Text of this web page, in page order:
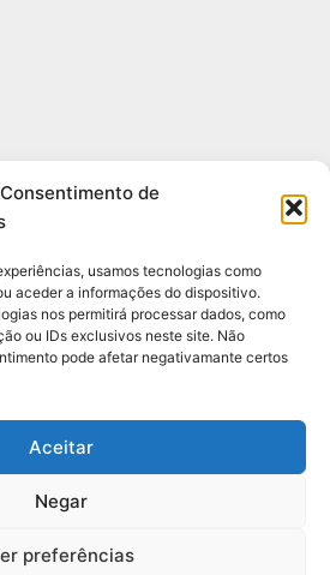
de
usamos tecnologias como
aceder a informações do dispositivo.
nos permitirá processar dados, como
ou IDs exclusivos neste site. Não
pode afetar negativamante certos
Aceitar
Negar
preferências
Cookies
sobre tecnologia, PC Gamer e guias
Desenvolvido por